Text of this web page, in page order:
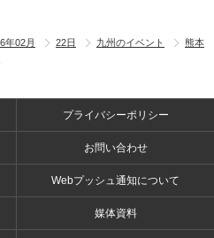
年02月 22日 九州のイベント
熊本
プライバシーポリシー
お問い合わせ
Webプッシュ通知について
媒体資料